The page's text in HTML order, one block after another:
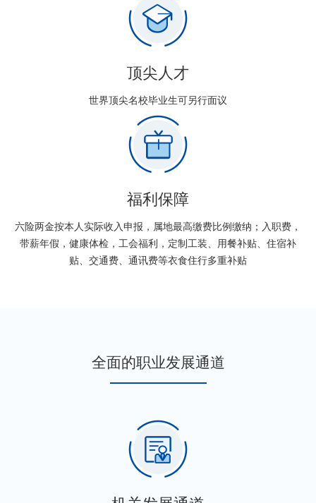
顶尖人才
世界顶尖名校毕业生可另行面议
福利保障
六险两金按本人实际收入申报，属地最高缴费比例缴纳；入职费，
带薪年假，健康体检，工会福利，定制工装、用餐补贴、住宿补
贴、交通费、通讯费等衣食住行多重补贴
全面的职业发展通道